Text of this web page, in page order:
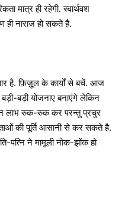
मात्र ही रहेगी. स्वार्थवश
नाराज हो सकते है.
है. फ़िज़ूल के कार्यों से बचें. आज
बड़ी योजनाए बनाएंगे लेकिन
लाभ रुक-रुक कर परन्तु प्रचुर
की पूर्ति आसानी से कर सकते है.
ने मामूली नोक-झोंक हो